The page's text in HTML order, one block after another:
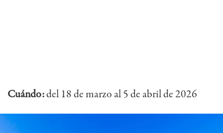
Cuándo:del 18 de marzo al 5 de abril de 2026